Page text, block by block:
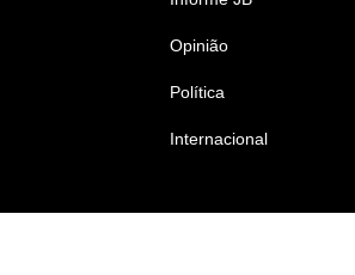
Opinião
Política
Internacional